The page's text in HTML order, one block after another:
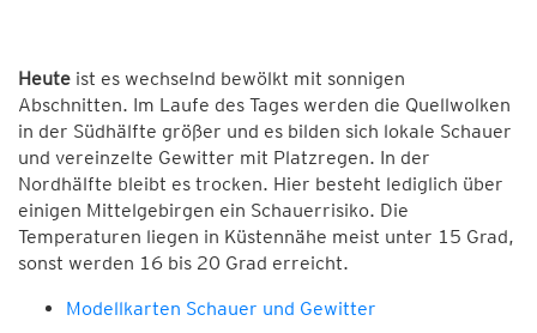
Heute ist es wechselnd bewölkt mit sonnigen
Abschnitten. Im Laufe des Tages werden die Quellwolken
in der Südhälfte größer und es bilden sich lokale Schauer
und vereinzelte Gewitter mit Platzregen. In der
Nordhälfte bleibt es trocken. Hier besteht lediglich über
einigen Mittelgebirgen ein Schauerrisiko. Die
Temperaturen liegen in Küstennähe meist unter 15 Grad,
sonst werden 16 bis 20 Grad erreicht.
Modellkarten Schauer und Gewitter